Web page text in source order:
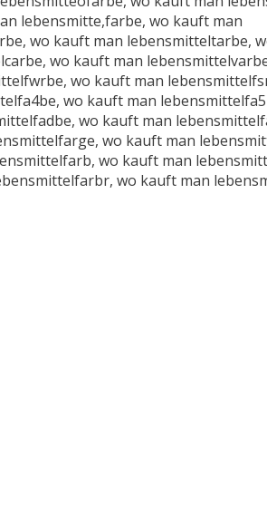
lebensmitte,farbe, wo kauft man
wo kauft man lebensmitteltarbe,
wo kauft man
wo kauft man
wo kauft man
wo kauft man
wo kauft man
wo kauft man
wo kauft man